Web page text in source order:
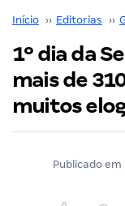
Início ›› Editorias ››
1º dia da
mais de
muitos
Publicado em